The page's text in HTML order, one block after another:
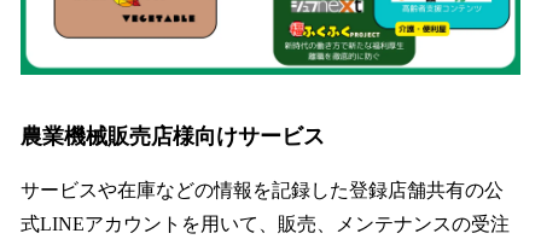
農業機械販売店様向けサービス
サービスや在庫などの情報を記録した登録店舗共有の公
式LINEアカウントを用いて、販売、メンテナンスの受注